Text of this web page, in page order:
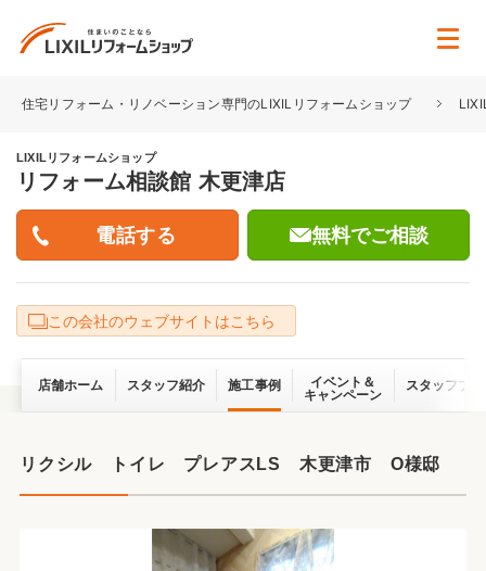
住宅リフォーム・リノベーション専門のLIXILリフォームショップ
LIXILリフォームショップ
リフォーム相談館 木更津店
無料でご相談
この会社のウェブサイトはこちら
店舗ホーム スタッフ紹介 施工事例
イベント＆
キャンペーン
スタッフブ
リクシル トイレ プレアスLS 木更津市 O様邸